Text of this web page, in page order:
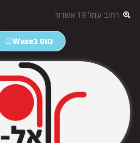
רחוב עמל 19 אשדוד
נווט בWaze